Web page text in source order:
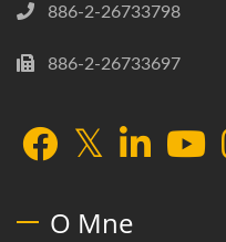
886-2-26733798
886-2-26733697
O Mne